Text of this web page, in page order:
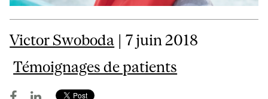
Victor Swoboda | 7 juin 2018
Témoignages de patients